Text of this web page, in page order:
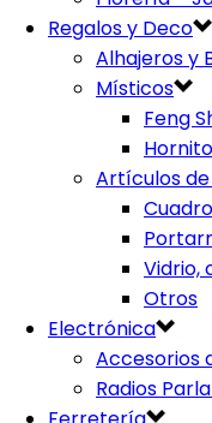
Regalos y Deco
Alhajeros y
Místicos
Feng
Artículos
Vidrio,
Otros
Electrónica
Accesorios
Radios